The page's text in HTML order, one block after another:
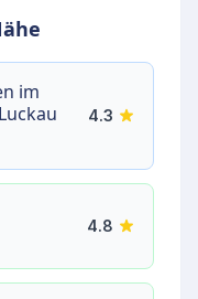
im
4.3
4.8